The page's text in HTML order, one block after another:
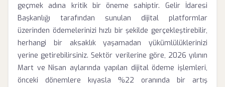
geçmek adına kritik bir öneme sahiptir. Gelir İdaresi
Başkanlığı tarafından sunulan dijital platformlar
üzerinden ödemelerinizi hızlı bir şekilde gerçekleştirebilir,
herhangi bir aksaklık yaşamadan yükümlülüklerinizi
yerine getirebilirsiniz. Sektör verilerine göre, 2026 yılının
Mart ve Nisan aylarında yapılan dijital ödeme işlemleri,
önceki dönemlere kıyasla %22 oranında bir artış